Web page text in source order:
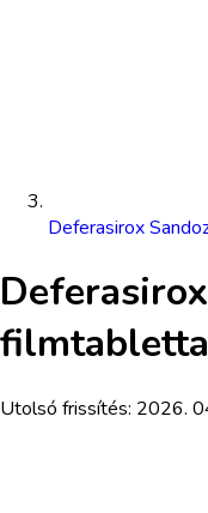
Deferasirox
filmtabletta
Utolsó frissítés: 2026.